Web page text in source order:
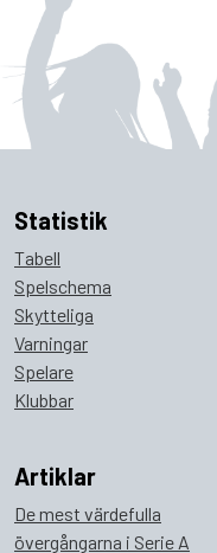
Statistik
Tabell
Spelschema
Skytteliga
Varningar
Spelare
Klubbar
Artiklar
De mest värdefulla
övergångarna i Serie A